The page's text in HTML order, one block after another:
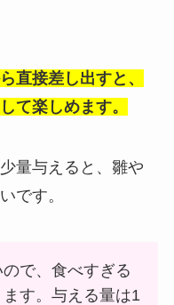
直接差し出すと、
て楽しめます。
量与えると、雛や
です。
で、食べすぎる
す。与える量は1